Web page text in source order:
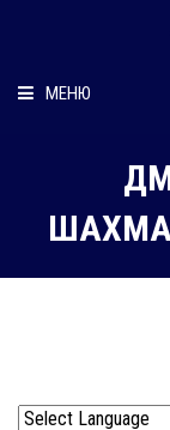
МЕНЮ
Рейтинг
Персональный